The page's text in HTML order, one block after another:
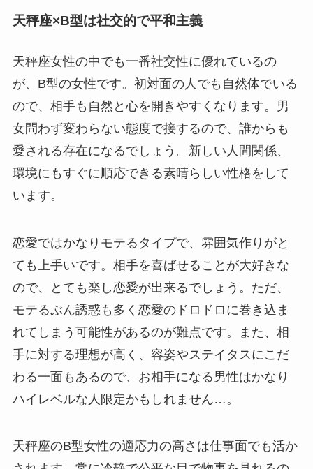
天秤座×B型は社交的で平和主義
天秤座女性の中でも一番社交性に優れているの
が、B型の女性です。初対面の人でも自然体でいる
ので、相手も自然と心を開きやすくなります。男
女問わず変わらない態度で接するので、誰からも
愛される存在になるでしょう。新しい人間関係、
環境にもすぐに順応できる素晴らしい性格をして
います。
恋愛ではかなりモテるタイプで、雰囲気作りがと
ても上手いです。相手を喜ばせることが大好きな
ので、とても楽し恋愛が出来るでしょう。ただ、
モテるぶん誘惑も多く恋愛のドロドロに巻き込ま
れてしまう可能性があるのが難点です。また、相
手に対する理想が高く、容姿やステイタスにこだ
わる一面もあるので、お相手になる男性はかなり
ハイレベルな人限定かもしれません…。
天秤座のB型女性の適応力の高さは仕事面でも活か